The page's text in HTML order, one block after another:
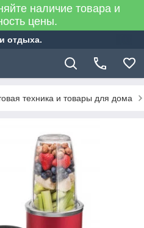
наличие товара и
цены.
отдыха.
техника и товары для дома